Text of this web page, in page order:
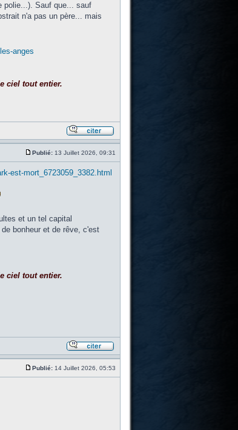
polie...). Sauf que... sauf
n'a pas un père... mais
anges
ciel tout entier.
Publié:13 Juillet 2026, 09:31
est-mort_6723059_3382.html
et un tel capital
bonheur et de rêve, c'est
ciel tout entier.
Publié:14 Juillet 2026, 05:53